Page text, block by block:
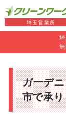
埼
無
埼玉営業所
ガーデ
市で承